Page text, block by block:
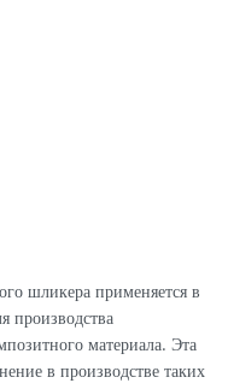
шликера применяется в
производства
материала. Эта
в производстве таких